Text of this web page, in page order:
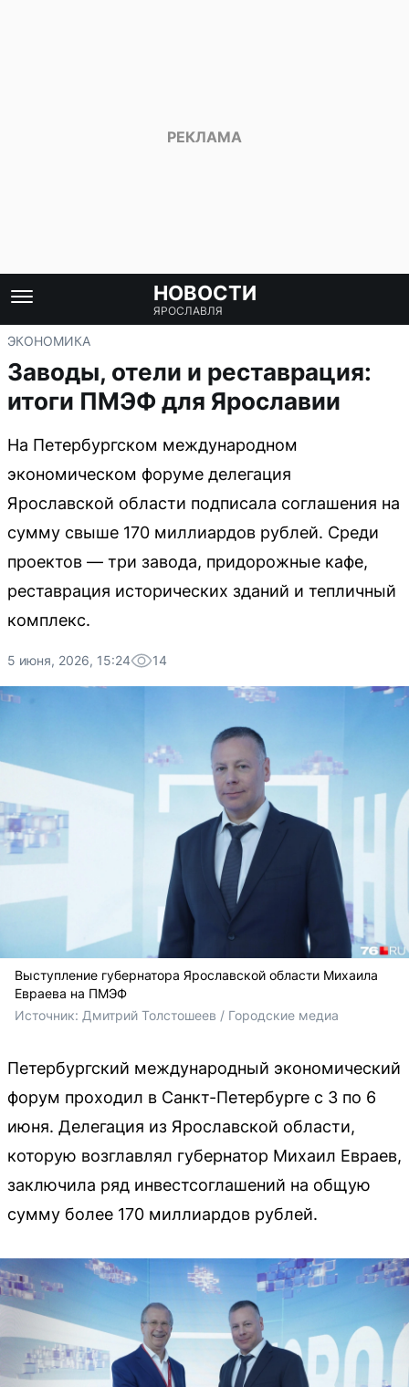
НОВОСТИ
ЯРОСЛАВЛЯ
ЭКОНОМИКА
Заводы, отели и реставрация:
итоги ПМЭФ для Ярославии
На Петербургском международном
экономическом форуме делегация
Ярославской области подписала соглашения на
сумму свыше 170 миллиардов рублей. Среди
проектов — три завода, придорожные кафе,
реставрация исторических зданий и тепличный
комплекс.
5 июня, 2026, 15:24 14
Выступление губернатора Ярославской области Михаила
Евраева на ПМЭФ
Источник: Дмитрий Толстошеев / Городские медиа
Петербургский международный экономический
форум проходил в Санкт-Петербурге с 3 по 6
июня. Делегация из Ярославской области,
которую возглавлял губернатор Михаил Евраев,
заключила ряд инвестсоглашений на общую
сумму более 170 миллиардов рублей.